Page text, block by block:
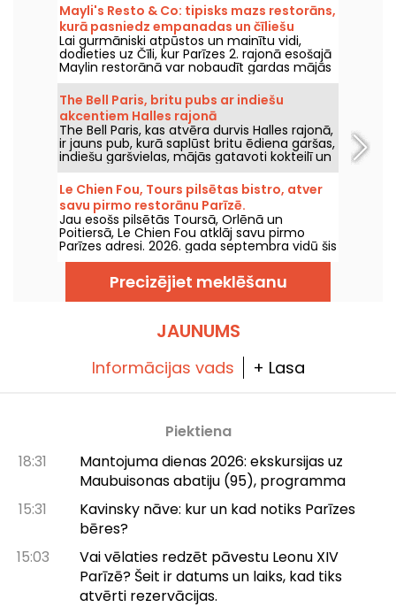
Mayli's Resto & Co: tipisks mazs restorāns,
kurā pasniedz empanadas un čīliešu
ēdienus.
Lai gurmāniski atpūstos un mainītu vidi,
dodieties uz Čīli, kur Parīzes 2. rajonā esošajā
Maylin restorānā var nobaudīt gardas mājās
gatavotas empanadas un Latīņamerikas
ēdienus.
The Bell Paris, britu pubs ar indiešu
akcentiem Halles rajonā
The Bell Paris, kas atvēra durvis Halles rajonā,
ir jauns pub, kurā saplūst britu ēdiena garšas,
indiešu garšvielas, mājās gatavoti kokteilī un
amatnieku alus, visu veido Džims Hāmiltons.
Le Chien Fou, Tours pilsētas bistro, atver
savu pirmo restorānu Parīzē.
Jau esošs pilsētās Toursā, Orlēnā un
Poitiersā, Le Chien Fou atklāj savu pirmo
Parīzes adresi. 2026. gada septembra vidū šis
bistro, kas ir slavens ar mājās gatavoto
virtuvi, dalāmajiem ēdieniem un vīnu
pagrabu, atvērs durvis Feydeau ielā Parīzes 2.
rajonā.
Precizējiet meklēšanu
JAUNUMS
Informācijas vads + Lasa
Piektiena
18:31
Mantojuma dienas 2026: ekskursijas uz
Maubuisonas abatiju (95), programma
15:31
Kavinsky nāve: kur un kad notiks Parīzes
bēres?
15:03
Vai vēlaties redzēt pāvestu Leonu XIV
Parīzē? Šeit ir datums un laiks, kad tiks
atvērti rezervācijas.